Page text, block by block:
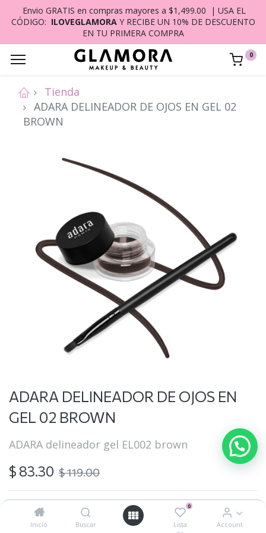
Inicio Buscar
0
Lista
Account
Envio GRATIS en compras mayores a $1,499.00 | USA EL
CÓDIGO: ILOVEGLAMORA Y RECIBE UN 10% DE DESCUENTO
EN TU PRIMERA COMPRA
0
Tienda
ADARA DELINEADOR DE OJOS EN GEL 02
BROWN
ADARA DELINEADOR DE OJOS EN
GEL 02 BROWN
ADARA delineador gel EL002 brown
$ 83.30 $119.00